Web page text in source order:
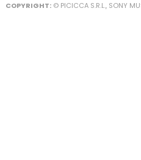
COPYRIGHT:© PICICCA S.R.L., SONY